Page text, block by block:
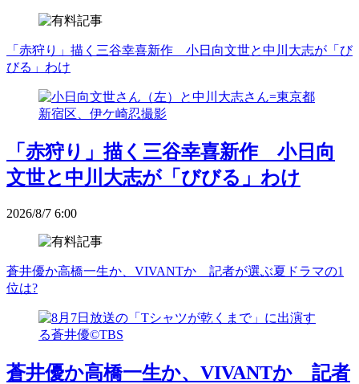
「赤狩り」描く三谷幸喜新作 小日向文世と中川大志が「び
びる」わけ
「赤狩り」描く三谷幸喜新作 小日向
文世と中川大志が「びびる」わけ
2026/8/7 6:00
蒼井優か高橋一生か、VIVANTか 記者が選ぶ夏ドラマの1
位は?
蒼井優か高橋一生か、VIVANTか 記者